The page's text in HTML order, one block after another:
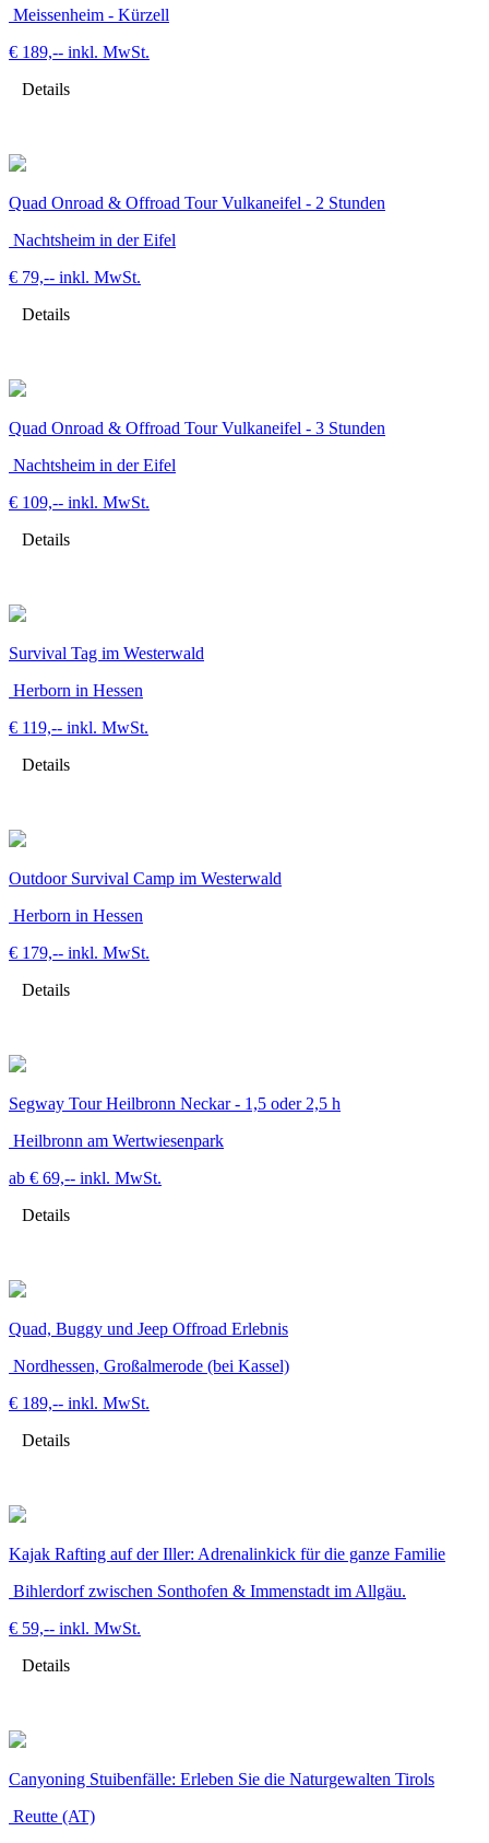
Meissenheim - Kürzell
€ 189,-- inkl. MwSt.
Details
Quad Onroad & Offroad Tour Vulkaneifel - 2 Stunden
Nachtsheim in der Eifel
€ 79,-- inkl. MwSt.
Details
Quad Onroad & Offroad Tour Vulkaneifel - 3 Stunden
Nachtsheim in der Eifel
€ 109,-- inkl. MwSt.
Details
Survival Tag im Westerwald
Herborn in Hessen
€ 119,-- inkl. MwSt.
Details
Outdoor Survival Camp im Westerwald
Herborn in Hessen
€ 179,-- inkl. MwSt.
Details
Segway Tour Heilbronn Neckar - 1,5 oder 2,5 h
Heilbronn am Wertwiesenpark
ab € 69,-- inkl. MwSt.
Details
Quad, Buggy und Jeep Offroad Erlebnis
Nordhessen, Großalmerode (bei Kassel)
€ 189,-- inkl. MwSt.
Details
Kajak Rafting auf der Iller: Adrenalinkick für die ganze Familie
Bihlerdorf zwischen Sonthofen & Immenstadt im Allgäu.
€ 59,-- inkl. MwSt.
Details
Canyoning Stuibenfälle: Erleben Sie die Naturgewalten Tirols
Reutte (AT)